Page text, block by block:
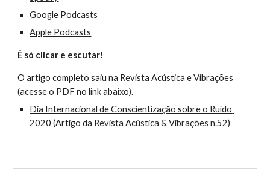
Google Podcasts
Apple Podcasts
É só clicar e escutar!
O artigo completo saiu na Revista Acústica e Vibrações
(acesse o PDF no link abaixo).
Dia Internacional de Conscientização sobre o Ruído
2020 (Artigo da Revista Acústica & Vibrações n.52)